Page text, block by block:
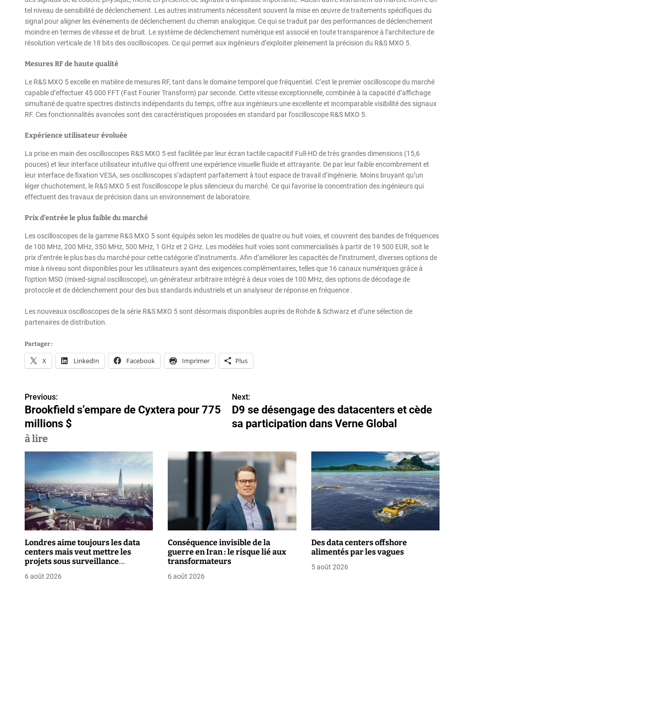
tel niveau de sensibilité de déclenchement. Les autres instruments nécessitent souvent la mise en œuvre de traitements spécifiques du
signal pour aligner les événements de déclenchement du chemin analogique. Ce qui se traduit par des performances de déclenchement
moindre en termes de vitesse et de bruit. Le système de déclenchement numérique est associé en toute transparence à l’architecture de
résolution verticale de 18 bits des oscilloscopes. Ce qui permet aux ingénieurs d’exploiter pleinement la précision du R&S MXO 5.
Mesures RF de haute qualité
Le R&S MXO 5 excelle en matière de mesures RF, tant dans le domaine temporel que fréquentiel. C’est le premier oscilloscope du marché
capable d’effectuer 45 000 FFT (Fast Fourier Transform) par seconde. Cette vitesse exceptionnelle, combinée à la capacité d’affichage
simultané de quatre spectres distincts indépendants du temps, offre aux ingénieurs une excellente et incomparable visibilité des signaux
RF. Ces fonctionnalités avancées sont des caractéristiques proposées en standard par l’oscilloscope R&S MXO 5.
Expérience utilisateur évoluée
La prise en main des oscilloscopes R&S MXO 5 est facilitée par leur écran tactile capacitif Full-HD de très grandes dimensions (15,6
pouces) et leur interface utilisateur intuitive qui offrent une expérience visuelle fluide et attrayante. De par leur faible encombrement et
leur interface de fixation VESA, ses oscilloscopes s’adaptent parfaitement à tout espace de travail d’ingénierie. Moins bruyant qu’un
léger chuchotement, le R&S MXO 5 est l’oscilloscope le plus silencieux du marché. Ce qui favorise la concentration des ingénieurs qui
effectuent des travaux de précision dans un environnement de laboratoire.
Prix d’entrée le plus faible du marché
Les oscilloscopes de la gamme R&S MXO 5 sont équipés selon les modèles de quatre ou huit voies, et couvrent des bandes de fréquences
de 100 MHz, 200 MHz, 350 MHz, 500 MHz, 1 GHz et 2 GHz. Les modèles huit voies sont commercialisés à partir de 19 500 EUR, soit le
prix d’entrée le plus bas du marché pour cette catégorie d’instruments. Afin d’améliorer les capacités de l’instrument, diverses options de
mise à niveau sont disponibles pour les utilisateurs ayant des exigences complémentaires, telles que 16 canaux numériques grâce à
l’option MSO (mixed-signal oscilloscope), un générateur arbitraire intégré à deux voies de 100 MHz, des options de décodage de
protocole et de déclenchement pour des bus standards industriels et un analyseur de réponse en fréquence .
Les nouveaux oscilloscopes de la série R&S MXO 5 sont désormais disponibles auprès de Rohde & Schwarz et d’une sélection de
partenaires de distribution.
Partager :
X LinkedIn Facebook Imprimer Plus
N
a
v
i
g
a
t
i
o
n
Previous:
Brookfield s’empare de Cyxtera pour 775
millions $
Next:
D9 se désengage des datacenters et cède
sa participation dans Verne Global
à lire
Londres aime toujours les data
centers mais veut mettre les
projets sous surveillance
6 août 2026
Conséquence invisible de la
guerre en Iran : le risque lié aux
transformateurs
6 août 2026
Des data centers offshore
alimentés par les vagues
5 août 2026